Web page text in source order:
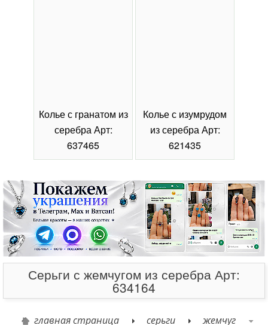
Колье с гранатом из
серебра Арт:
637465
Колье с изумрудом
из серебра Арт:
621435
Серьги с жемчугом из серебра Арт:
634164
главная страница серьги жемчуг